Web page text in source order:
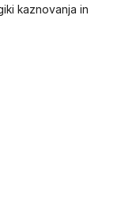
kaznovanja in